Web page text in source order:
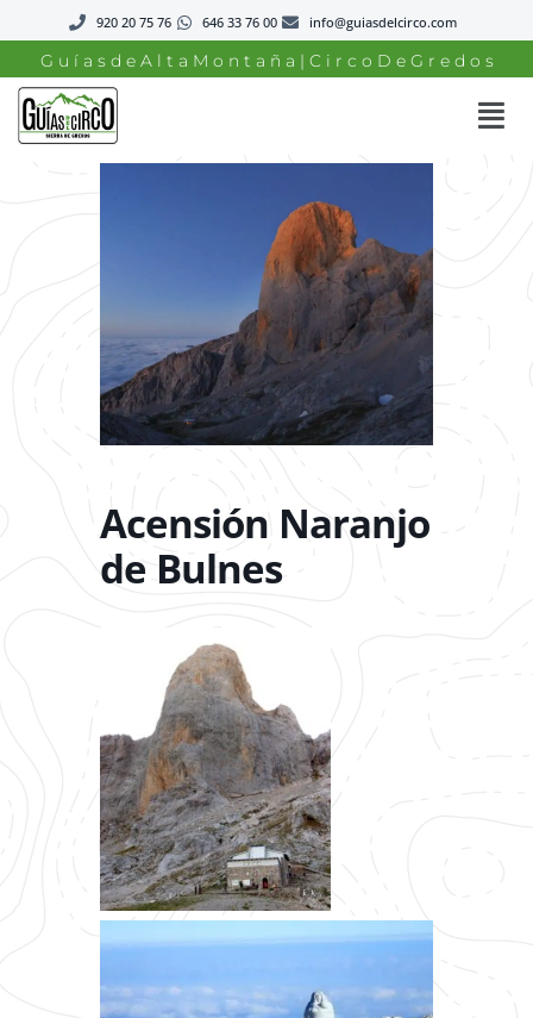
920 20 75 76 646 33 76 00 info@guiasdelcirco.com
G u í a s d e A l t a M o n t a ñ a | C i r c o D e G r e d o s
Acensión Naranjo
de Bulnes